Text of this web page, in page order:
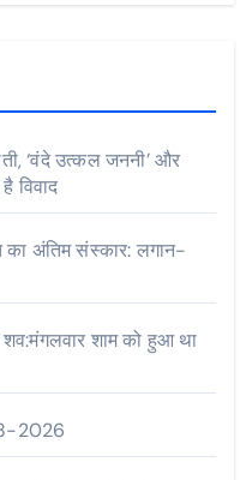
‘वंदे उत्कल जननी’ और
विवाद
का अंतिम संस्कार: लगान-
शाम को हुआ था
2026